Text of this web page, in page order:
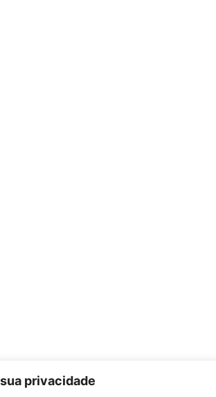
privacidade